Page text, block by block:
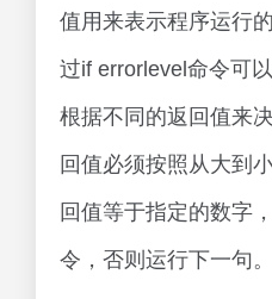
值用来表示程序运行
过if errorlevel命令可
根据不同的返回值来
回值必须按照从大到
回值等于指定的数字
令，否则运行下一句。